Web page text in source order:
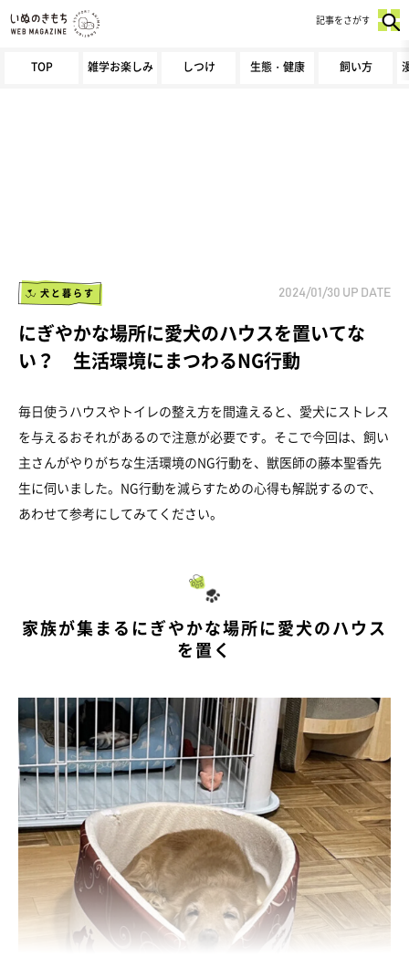
TOP 雑学お楽しみ しつけ 生態・健康 飼い方
記事をさがす
犬と暮らす 2024/01/30 UP DATE
にぎやかな場所に愛犬のハウスを置いてな
い？ 生活環境にまつわるNG行動
毎日使うハウスやトイレの整え方を間違えると、愛犬にストレス
を与えるおそれがあるので注意が必要です。そこで今回は、飼い
主さんがやりがちな生活環境のNG行動を、獣医師の藤本聖香先
生に伺いました。NG行動を減らすための心得も解説するので、
あわせて参考にしてみてください。
家族が集まるにぎやかな場所に愛犬のハウス
を置く